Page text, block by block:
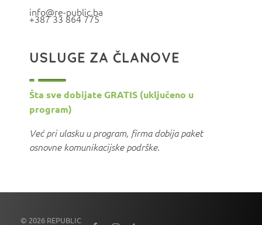
info@re-public.ba
+387 33 864 775
USLUGE ZA ČLANOVE
Šta sve dobijate GRATIS (uključeno u
program)
Već pri ulasku u program, firma dobija paket
osnovne komunikacijske podrške.
© 2026 REPUBLIC